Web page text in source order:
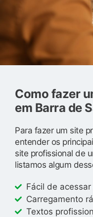
Como fazer
em Barra de
Para fazer um site
entender os
site profissional de
listamos algum
Fácil de
Carregamento
Textos